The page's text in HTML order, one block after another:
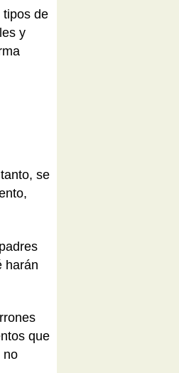
tipos de
y
se
harán
que
no